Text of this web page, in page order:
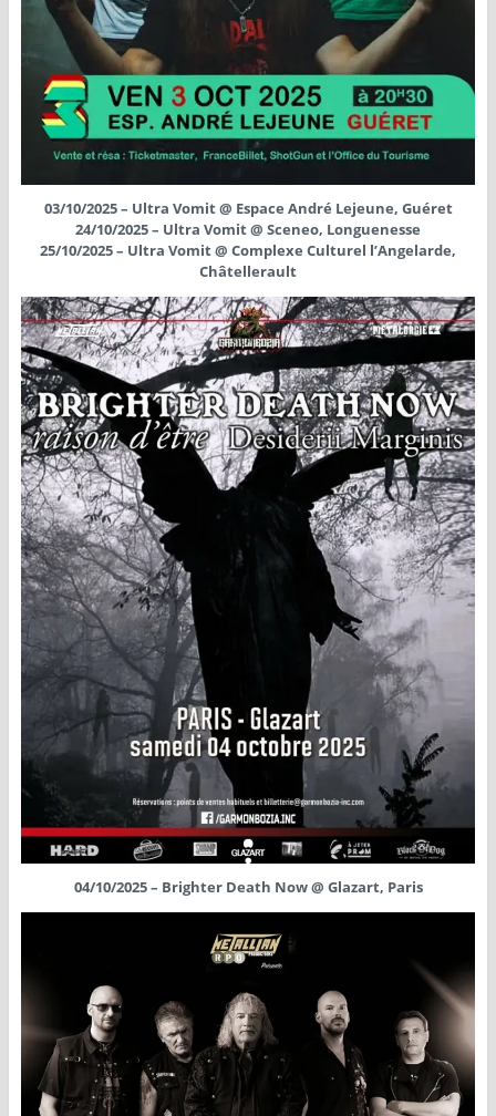
03/10/2025 – Ultra Vomit @ Espace André Lejeune, Guéret
24/10/2025 – Ultra Vomit @ Sceneo, Longuenesse
25/10/2025 – Ultra Vomit @ Complexe Culturel l’Angelarde,
Châtellerault
04/10/2025 – Brighter Death Now @ Glazart, Paris